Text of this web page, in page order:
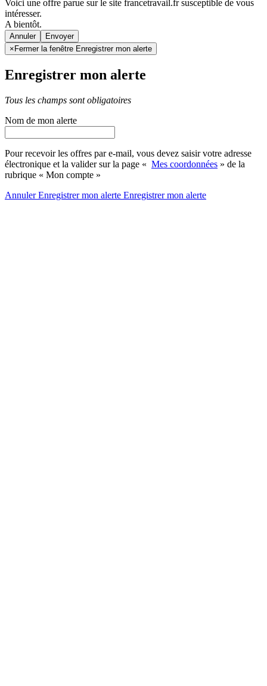
Voici une offre parue sur le site francetravail.fr susceptible de vous
intéresser.
A bientôt.
Annuler
× Fermer la fenêtre Enregistrer mon alerte
Enregistrer mon alerte
Tous les champs sont obligatoires
Nom de mon alerte
Pour recevoir les offres par e-mail, vous devez saisir votre adresse
électronique et la valider sur la page « Mes coordonnées » de la
rubrique « Mon compte »
AnnulerEnregistrer mon alerte Enregistrermon alerte